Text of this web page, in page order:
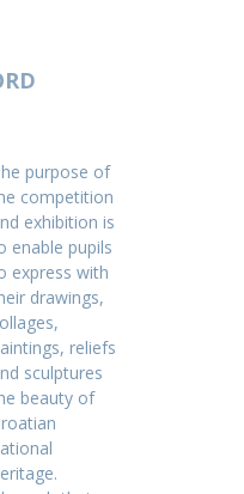
purpose of
competition
exhibition is
enable pupils
express with
drawings,
reliefs
sculptures
beauty of